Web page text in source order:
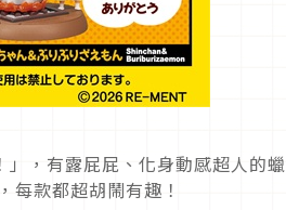
，有露屁屁、化身動感超人的蠟
每款都超胡鬧有趣！